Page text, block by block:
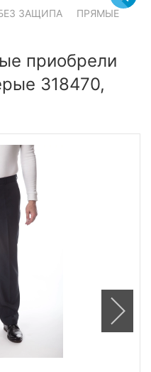
ЗАЩИПА ПРЯМЫЕ
приобрели
318470,